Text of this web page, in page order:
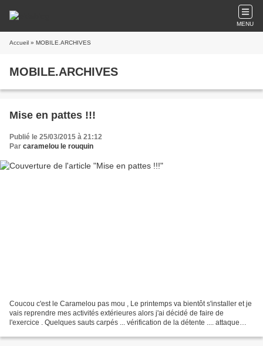
MENU
Accueil » MOBILE.ARCHIVES
MOBILE.ARCHIVES
Mise en pattes !!!
Publié le 25/03/2015 à 21:12
Par caramelou le rouquin
Coucou c'est le Caramelou pas mou , Le printemps va bientôt s'installer et je
vais reprendre mes activités extérieures alors j'ai décidé de faire de
l'exercice . Quelques sauts carpés ... vérification de la détente .... attaque